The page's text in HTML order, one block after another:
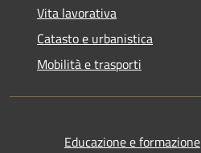
Vita lavorativa
Catasto e urbanistica
Mobilità e trasporti
Educazione e formazione